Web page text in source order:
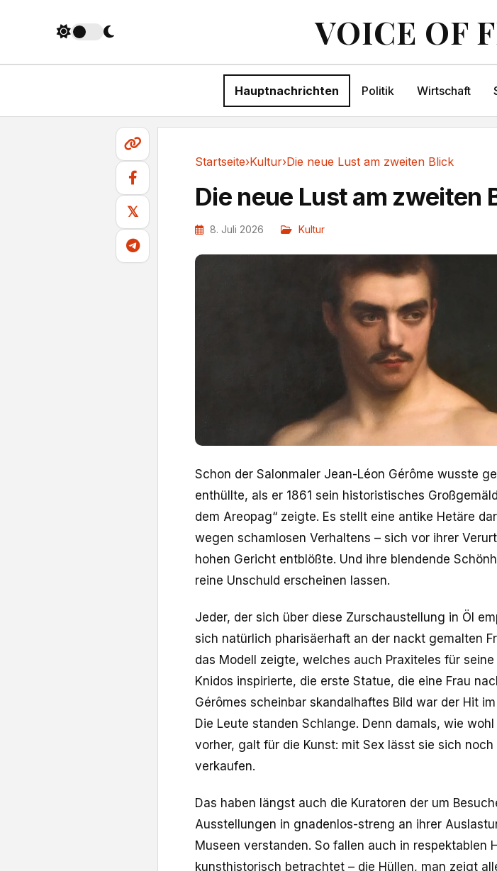
VOICE OF
Hauptnachrichten Politik Wirtschaft
𝕏
Startseite›Kultur›Die neue Lust am zweiten Blick
Die neue Lust am zweiten
8. Juli 2026 Kultur
Schon der Salonmaler Jean-Léon Gérôme wusste
enthüllte, als er 1861 sein historistisches
dem Areopag“ zeigte. Es stellt eine antike Hetäre
wegen schamlosen Verhaltens – sich vor ihrer
hohen Gericht entblößte. Und ihre blendende
reine Unschuld erscheinen lassen.
Jeder, der sich über diese Zurschaustellung in Öl
sich natürlich pharisäerhaft an der nackt gemalten
das Modell zeigte, welches auch Praxiteles für
Knidos inspirierte, die erste Statue, die eine Frau
Gérômes scheinbar skandalhaftes Bild war der Hit
Die Leute standen Schlange. Denn damals, wie
vorher, galt für die Kunst: mit Sex lässt sie sich noch
verkaufen.
Das haben längst auch die Kuratoren der um
Ausstellungen in gnadenlos-streng an ihrer
Museen verstanden. So fallen auch in respektablen
kunsthistorisch betrachtet – die Hüllen, man zeigt